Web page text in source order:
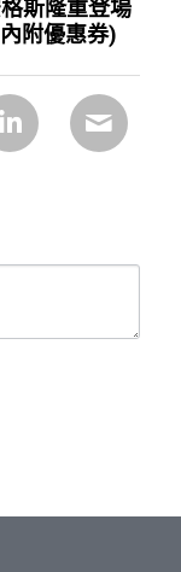
斯隆重登場
附優惠券)